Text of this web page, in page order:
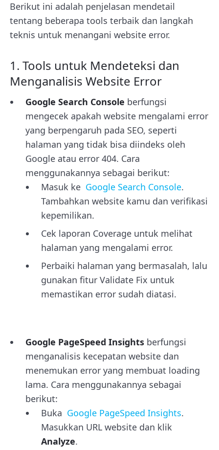
Berikut ini adalah penjelasan mendetail
tentang beberapa tools terbaik dan langkah
teknis untuk menangani website error.
1. Tools untuk Mendeteksi dan
Menganalisis Website Error
Google Search Console berfungsi
mengecek apakah website mengalami error
yang berpengaruh pada SEO, seperti
halaman yang tidak bisa diindeks oleh
Google atau error 404. Cara
menggunakannya sebagai berikut:
Masuk ke Google Search Console.
Tambahkan website kamu dan verifikasi
kepemilikan.
Cek laporan Coverage untuk melihat
halaman yang mengalami error.
Perbaiki halaman yang bermasalah, lalu
gunakan fitur Validate Fix untuk
memastikan error sudah diatasi.
Google PageSpeed Insights berfungsi
menganalisis kecepatan website dan
menemukan error yang membuat loading
lama. Cara menggunakannya sebagai
berikut:
Buka Google PageSpeed Insights.
Masukkan URL website dan klik
Analyze.